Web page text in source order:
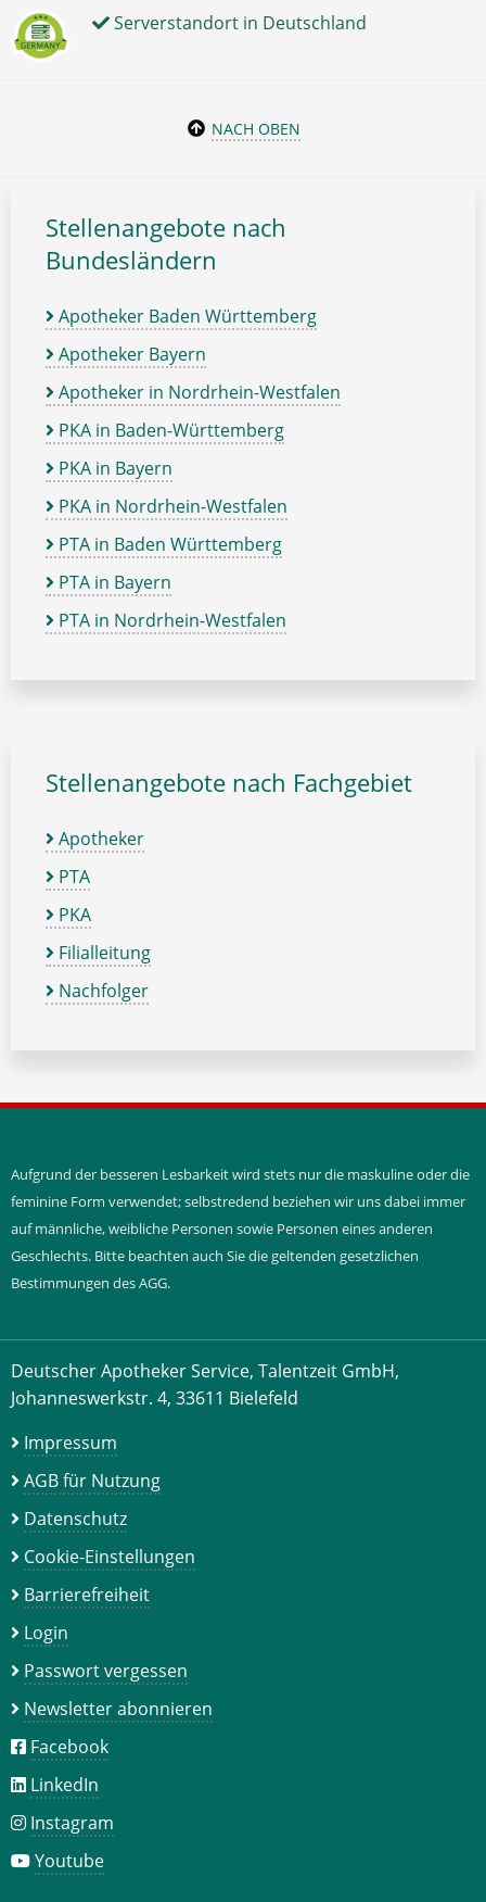
Serverstandort in Deutschland
NACH OBEN
Stellenangebote nach
Bundesländern
Apotheker Baden Württemberg
Apotheker Bayern
Apotheker in Nordrhein-Westfalen
PKA in Baden-Württemberg
PKA in Bayern
PKA in Nordrhein-Westfalen
PTA in Baden Württemberg
PTA in Bayern
PTA in Nordrhein-Westfalen
Stellenangebote nach Fachgebiet
Apotheker
PTA
PKA
Filialleitung
Nachfolger
Aufgrund der besseren Lesbarkeit wird stets nur die maskuline oder die
feminine Form verwendet; selbstredend beziehen wir uns dabei immer
auf männliche, weibliche Personen sowie Personen eines anderen
Geschlechts. Bitte beachten auch Sie die geltenden gesetzlichen
Bestimmungen des AGG.
Deutscher Apotheker Service, Talentzeit GmbH,
Johanneswerkstr. 4, 33611 Bielefeld
Impressum
AGB für Nutzung
Datenschutz
Cookie-Einstellungen
Barrierefreiheit
Login
Passwort vergessen
Newsletter abonnieren
Facebook
LinkedIn
Instagram
Youtube